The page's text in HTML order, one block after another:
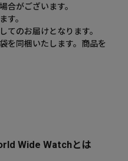
合がございます。
す。
てのお届けとなります。
を同梱いたします。商品を
Wide Watchとは